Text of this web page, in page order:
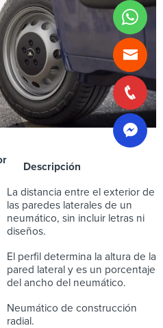
Descripción
La distancia entre el exterior de
las paredes laterales de un
neumático, sin incluir letras ni
diseños.
El perfil determina la altura de la
pared lateral y es un porcentaje
del ancho del neumático.
Neumático de construcción
radial.